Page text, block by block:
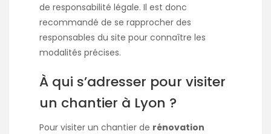
de responsabilité légale. Il est donc
recommandé de se rapprocher des
responsables du site pour connaître les
modalités précises.
À qui s’adresser pour visiter
un chantier à Lyon ?
Pour visiter un chantier de rénovation